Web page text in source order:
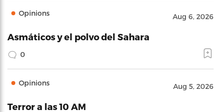
Opinions Aug 6, 2026
Asmáticos y el polvo del Sahara
0
Opinions Aug 5, 2026
Terror a las 10 AM